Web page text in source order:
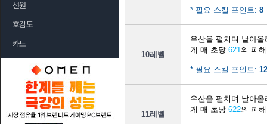
선원
호감도
카드
* 필요 스킬 포인트: 8
10레벨
우산을 펼치며 날아
게 매 초당 621의 피
* 필요 스킬 포인트: 12
11레벨
우산을 펼치며 날아
게 매 초당 622의 피